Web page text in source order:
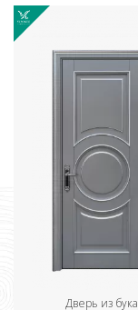
Дверь из бука